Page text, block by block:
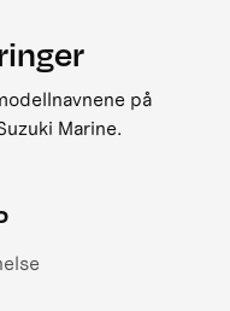
på
Marine.